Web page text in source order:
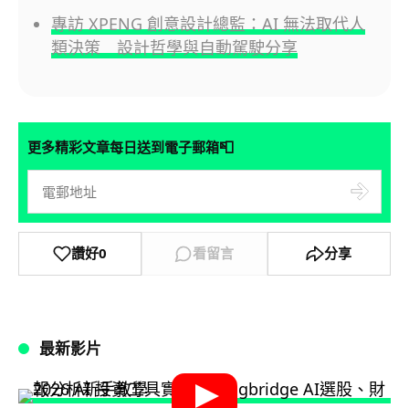
專訪 XPENG 創意設計總監：AI 無法取代人
類決策 設計哲學與自動駕駛分享
更多精彩文章每日送到電子郵箱📮
讚好0 看留言 分享
最新影片